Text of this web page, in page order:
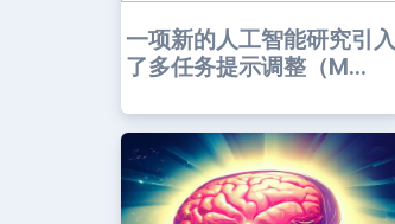
一项新的人工智能研究引入
了多任务提示调整（M...